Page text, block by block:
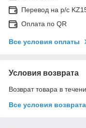
Перевод на р/с
Оплата по QR
Все условия оплаты
Условия возврата
Возврат товара в
Все условия возврата